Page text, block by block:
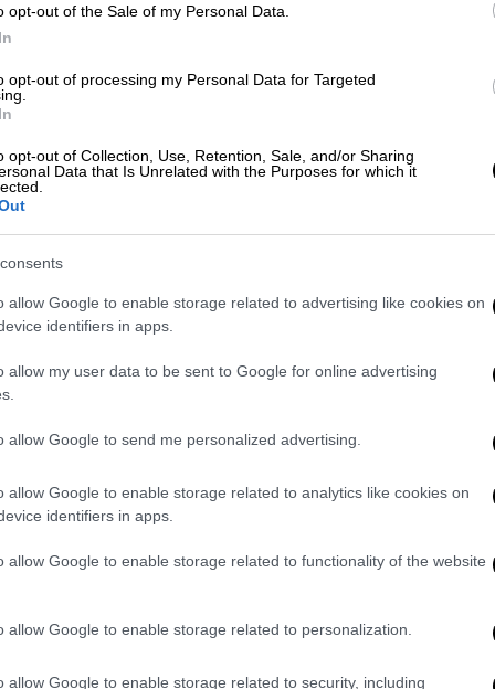
opt-out of the Sale of my Personal Data.
opt-out of processing my Personal Data for Targeted
opt-out of Collection, Use, Retention, Sale, and/or Sharing
Data that Is Unrelated with the Purposes for which it
allow Google to enable storage related to advertising like cookies on
identifiers in apps.
allow my user data to be sent to Google for online advertising
allow Google to send me personalized advertising.
allow Google to enable storage related to analytics like cookies on
identifiers in apps.
allow Google to enable storage related to functionality of the website
allow Google to enable storage related to personalization.
allow Google to enable storage related to security, including
του Λεβαντόβσκι -
Γιουνάιτεντ και
την Μπρέντφορντ!
άρχισε με νίκη την προσπάθεια για
A, επικρατώντας 4-2 της Ουντινέζε
αιφνιδιάστηκαν και βρέθηκαν πίσω στο
αμυντικού Ροντρίγκο Μπεκάο.
κατάσταση με το πέναλτι του Τεό
οι φιλοξενούμενοι ισοφάρισαν στην
Οι Ροσονέτι όμως ευτύχησαν να
β΄ ημιχρόνου χάρη στον Μπραχίμ
τέρμα του Ρέμπιτς.